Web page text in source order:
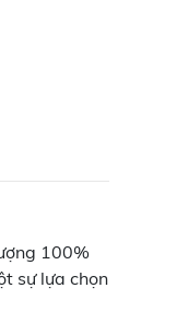
100%
sự lựa chọn